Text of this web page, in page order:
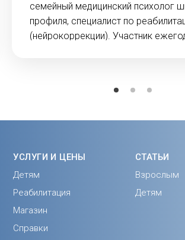
семейный медицинский психолог
профиля, специалист по
(нейрокоррекции). Участник
УСЛУГИ И ЦЕНЫ
Детям
Реабилитация
Магазин
Справки
СТАТЬИ
Взрослым
Детям